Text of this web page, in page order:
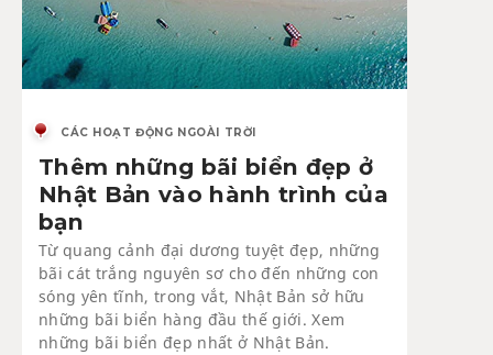
CÁC HOẠT ĐỘNG NGOÀI TRỜI
Thêm những bãi biển đẹp ở
Nhật Bản vào hành trình của
bạn
Từ quang cảnh đại dương tuyệt đẹp, những
bãi cát trắng nguyên sơ cho đến những con
sóng yên tĩnh, trong vắt, Nhật Bản sở hữu
những bãi biển hàng đầu thế giới. Xem
những bãi biển đẹp nhất ở Nhật Bản.